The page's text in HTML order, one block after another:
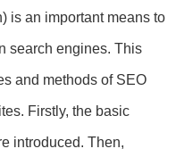
is an important means to
search engines. This
and methods of SEO
Firstly, the basic
introduced. Then,